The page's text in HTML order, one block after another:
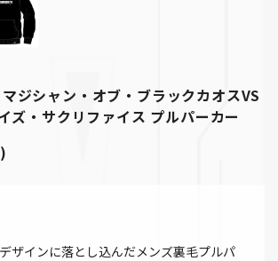
ジシャン・オブ・ブラックカオスVS
ズ・サクリファイス プルパーカー
ザインに落とし込んだメンズ裏毛プルパ